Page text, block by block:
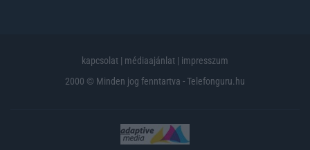
kapcsolat | médiaajánlat | impresszum
2000 © Minden jog fenntartva - Telefonguru.hu